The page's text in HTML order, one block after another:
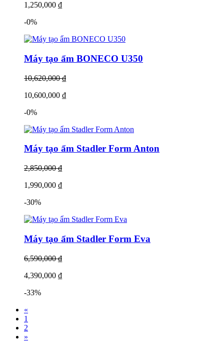
1,250,000 ₫
-0%
Máy tạo ẩm BONECO U350
10,620,000 ₫
10,600,000 ₫
-0%
Máy tạo ẩm Stadler Form Anton
2,850,000 ₫
1,990,000 ₫
-30%
Máy tạo ẩm Stadler Form Eva
6,590,000 ₫
4,390,000 ₫
-33%
«
1
2
»